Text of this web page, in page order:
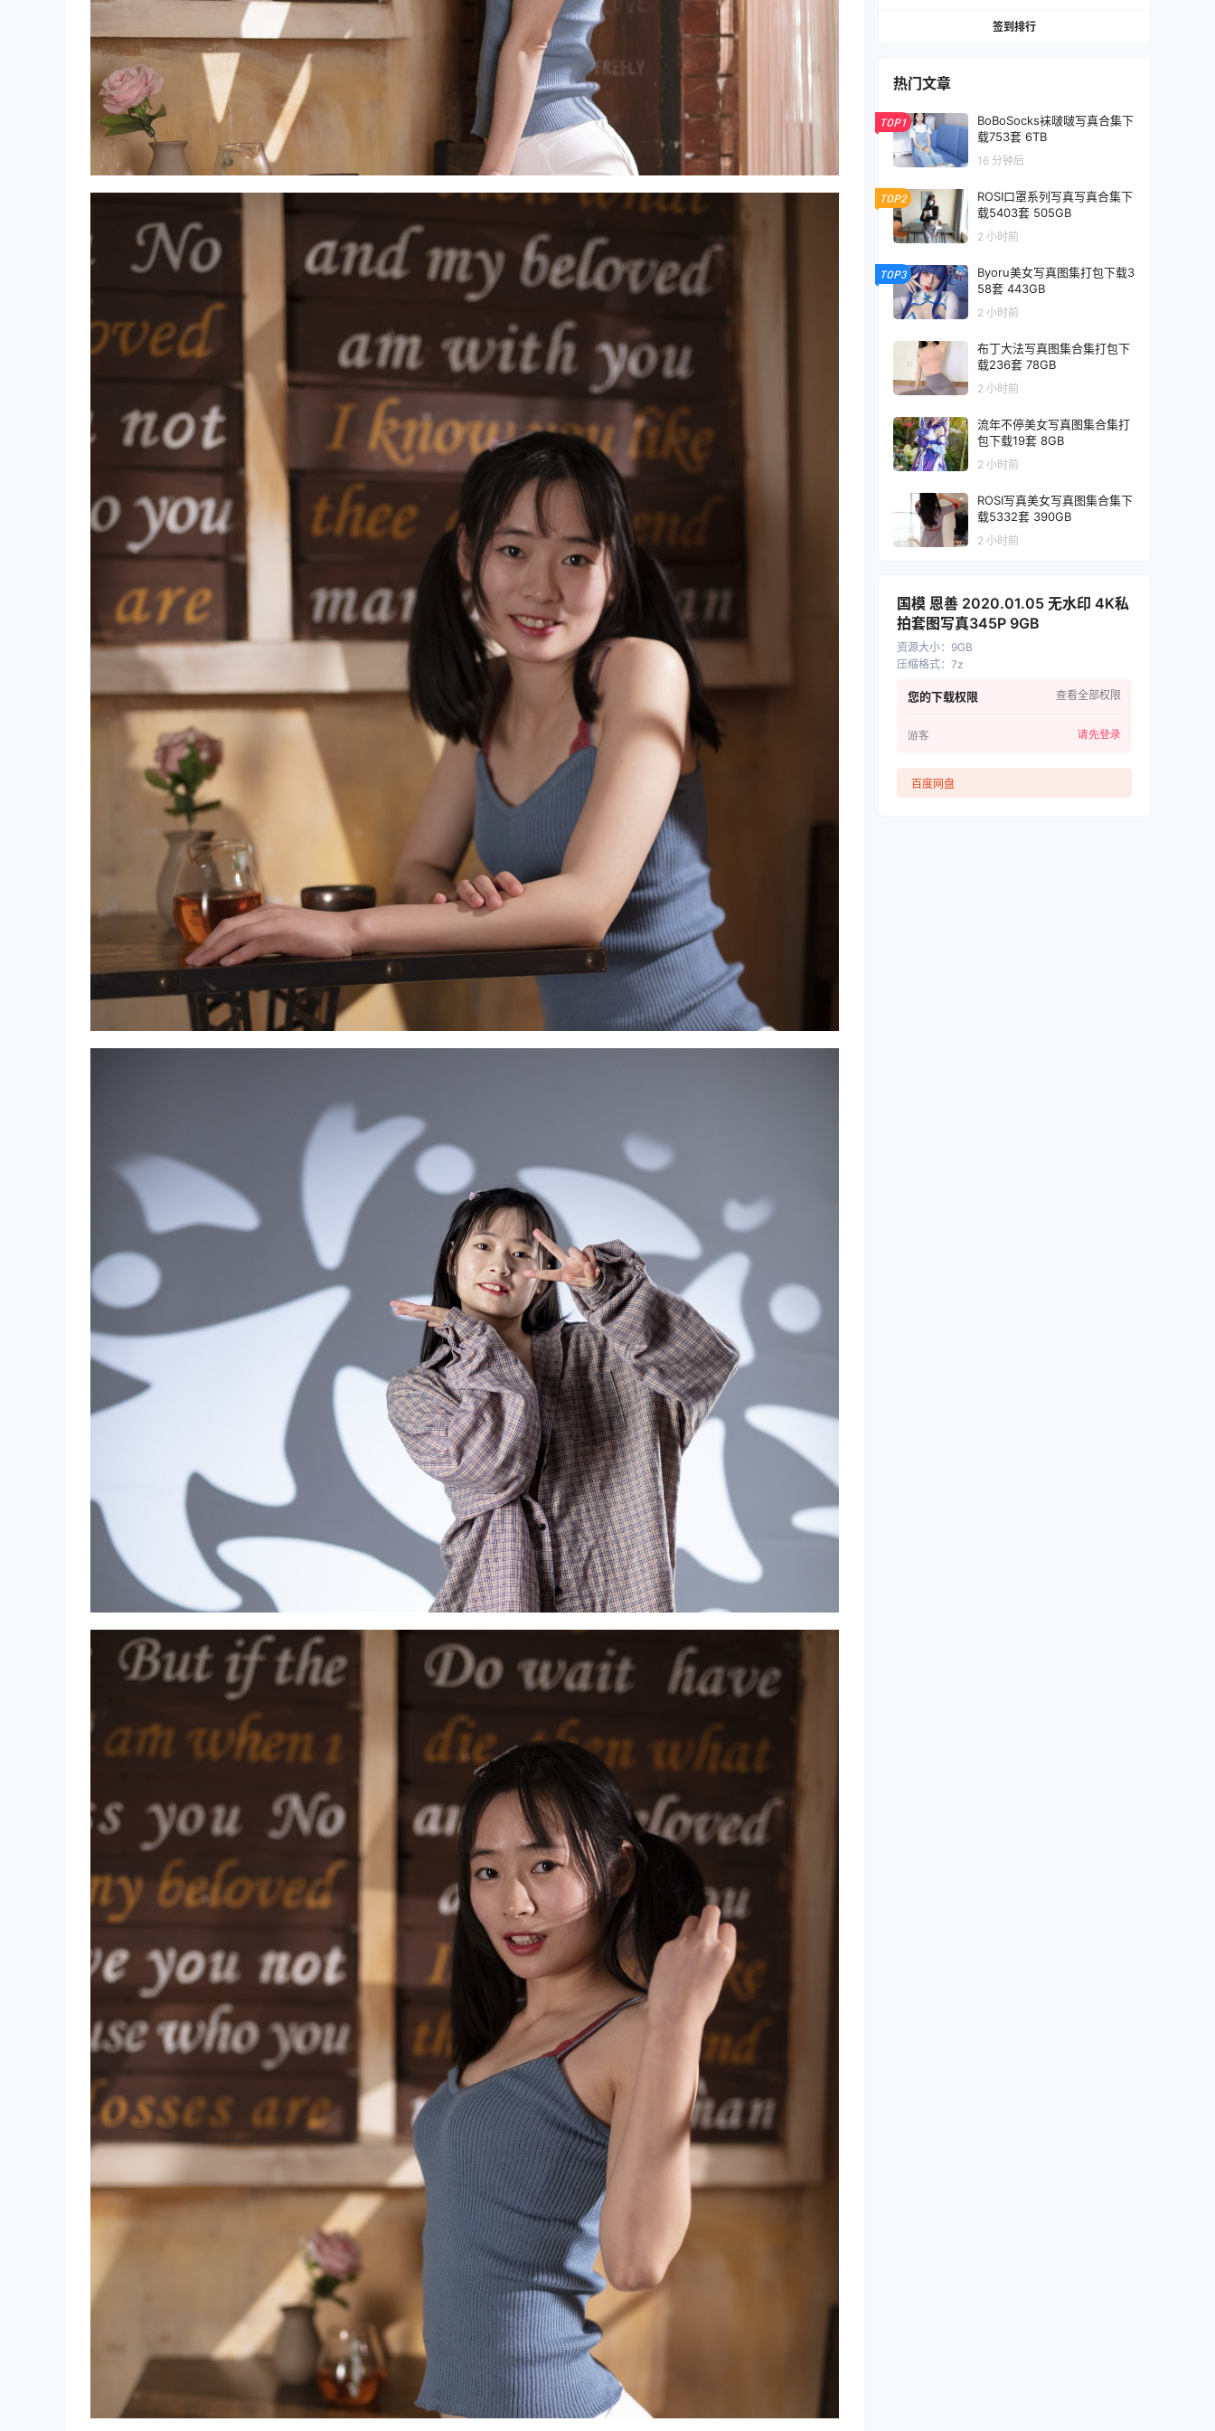
签到排行
热门文章
TOP1
BoBoSocks袜啵啵写真合集下
载753套 6TB
16 分钟后
TOP2
ROSI口罩系列写真写真合集下
载5403套 505GB
2 小时前
TOP3
Byoru美女写真图集打包下载3
58套 443GB
2 小时前
布丁大法写真图集合集打包下
载236套 78GB
2 小时前
流年不停美女写真图集合集打
包下载19套 8GB
2 小时前
ROSI写真美女写真图集合集下
载5332套 390GB
2 小时前
国模 恩善 2020.01.05 无水印 4K私
拍套图写真345P 9GB
资源大小： 9GB
压缩格式： 7z
您的下载权限 查看全部权限
游客 请先登录
百度网盘